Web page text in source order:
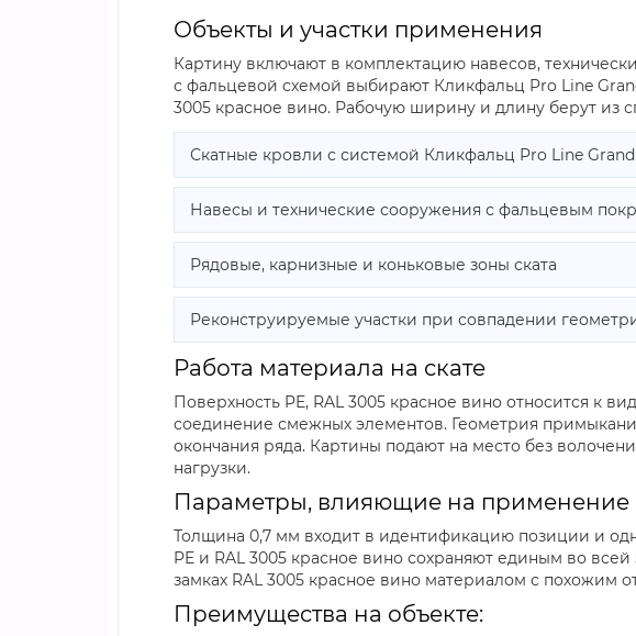
Объекты и участки применения
Картину включают в комплектацию навесов,
с фальцевой схемой выбирают Кликфальц Pro Line
3005 красное вино. Рабочую ширину и длину берут из
Скатные кровли с системой Кликфальц Pro Line
Навесы и технические сооружения с фальцевым
Рядовые, карнизные и коньковые зоны ската
Реконструируемые участки при совпадении
Работа материала на скате
Поверхность PE, RAL 3005 красное вино относится к
соединение смежных элементов. Геометрия
окончания ряда. Картины подают на место без
нагрузки.
Параметры, влияющие на применение
Толщина 0,7 мм входит в идентификацию позиции и
PE и RAL 3005 красное вино сохраняют единым во
замках RAL 3005 красное вино материалом с похожим
Преимущества на объекте: